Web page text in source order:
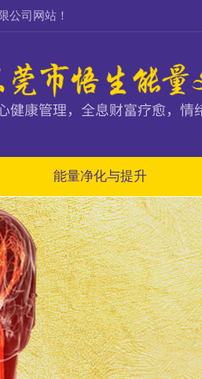
公司网站！
能量净化与提升